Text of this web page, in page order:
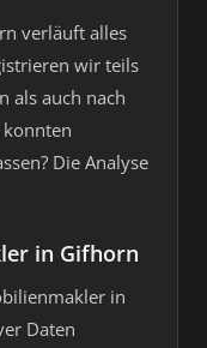
verläuft alles
wir teils
als auch nach
Die Analyse
in Gifhorn
in
Daten